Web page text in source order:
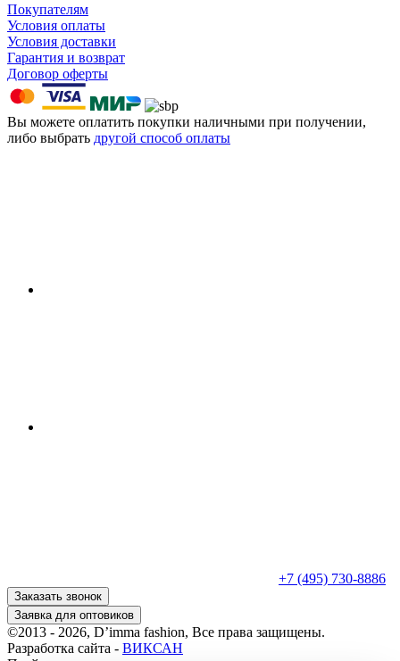
Покупателям
Условия оплаты
Условия доставки
Гарантия и возврат
Договор оферты
Вы можете оплатить покупки наличными при получении,
либо выбрать другой способ оплаты
+7 (495) 730-8886
Заказать звонок
Заявка для оптовиков
©2013 - 2026, D’imma fashion, Все права защищены.
Разработка сайта - ВИКСАН